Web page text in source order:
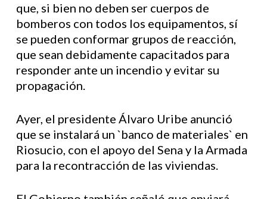
que, si bien no deben ser cuerpos de
bomberos con todos los equipamentos, sí
se pueden conformar grupos de reacción,
que sean debidamente capacitados para
responder ante un incendio y evitar su
propagación.
Ayer, el presidente Álvaro Uribe anunció
que se instalará un `banco de materiales` en
Riosucio, con el apoyo del Sena y la Armada
para la recontracción de las viviendas.